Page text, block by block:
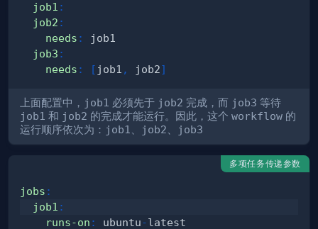
job1 :
job2 :
needs :
job3 :
needs : [ job1 , job2]
上面配置中， job1 必须先于 job2 完成，而 job3 等待
job1 和 job2 的完成才能运行。因此，这个 workflow 的
运行顺序依次为： job1 job2 job3
多项任务传递参数
jobs :
job1 :
runs-on : ubuntu-